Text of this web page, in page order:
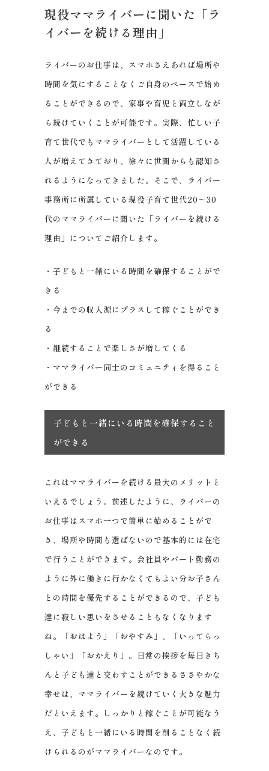
現役ママライバーに聞いた「ラ
イバーを続ける理由」
ライバーのお仕事は、スマホさえあれば場所や
時間を気にすることなくご自身のペースで始め
ることができるので、家事や育児と両立しなが
ら続けていくことが可能です。実際、忙しい子
育て世代でもママライバーとして活躍している
人が増えてきており、徐々に世間からも認知さ
れるようになってきました。そこで、ライバー
事務所に所属している現役子育て世代20～30
代のママライバーに聞いた「ライバーを続ける
理由」についてご紹介します。
・子どもと一緒にいる時間を確保することがで
きる
・今までの収入源にプラスして稼ぐことができ
る
・継続することで楽しさが増してくる
・ママライバー同士のコミュニティを得ること
ができる
子どもと一緒にいる時間を確保すること
ができる
これはママライバーを続ける最大のメリットと
いえるでしょう。前述したように、ライバーの
お仕事はスマホ一つで簡単に始めることがで
き、場所や時間も選ばないので基本的には在宅
で行うことができます。会社員やパート勤務の
ように外に働きに行かなくてもよい分お子さん
との時間を優先することができるので、子ども
達に寂しい思いをさせることもなくなります
ね。「おはよう」「おやすみ」、「いってらっ
しゃい」「おかえり」。日常の挨拶を毎日きち
んと子ども達と交わすことができるささやかな
幸せは、ママライバーを続けていく大きな魅力
だといえます。しっかりと稼ぐことが可能なう
え、子どもと一緒にいる時間を削ることなく続
けられるのがママライバーなのです。